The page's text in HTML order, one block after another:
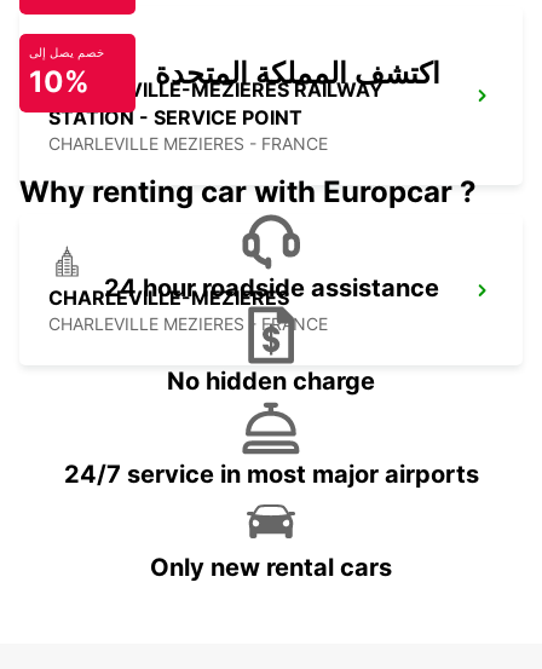
CHARLEVILLE-MEZIERES RAILWAY
STATION - SERVICE POINT
CHARLEVILLE MEZIERES - FRANCE
CHARLEVILLE-MEZIERES
CHARLEVILLE MEZIERES - FRANCE
خصم يصل إلى
10% اكتشف المملكة المتحدة
Why renting car with Europcar ?
24 hour roadside assistance
No hidden charge
24/7 service in most major airports
Only new rental cars